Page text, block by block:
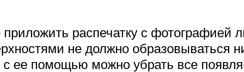
приложить распечатку с фотографией
не должно образовываться
с ее помощью можно убрать все